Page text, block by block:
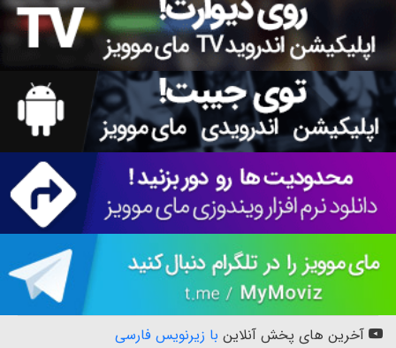
آخرین های پخش آنلاین با زیرنویس فارسی